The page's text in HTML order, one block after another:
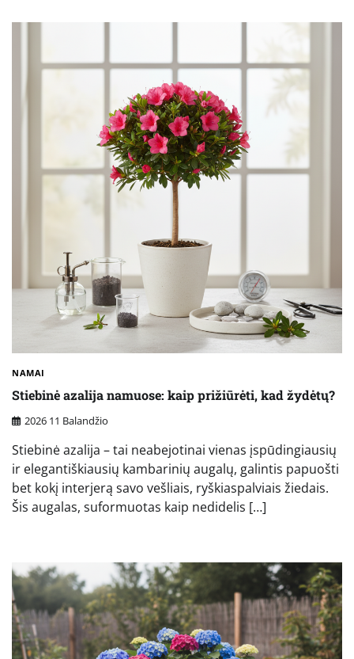
NAMAI
Stiebinė azalija namuose: kaip prižiūrėti, kad žydėtų?
2026 11 Balandžio
Stiebinė azalija – tai neabejotinai vienas įspūdingiausių
ir elegantiškiausių kambarinių augalų, galintis papuošti
bet kokį interjerą savo vešliais, ryškiaspalviais žiedais.
Šis augalas, suformuotas kaip nedidelis […]